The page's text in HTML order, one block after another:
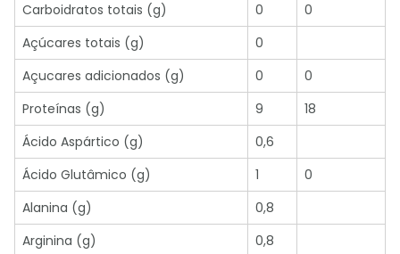
Carboidratos totais (g)
0
0
Açúcares totais (g)
0
Açucares adicionados (g)
0
0
Proteínas (g)
9
18
Ácido Aspártico (g)
0,6
Ácido Glutâmico (g)
1
0
Alanina (g)
0,8
Arginina (g)
0,8